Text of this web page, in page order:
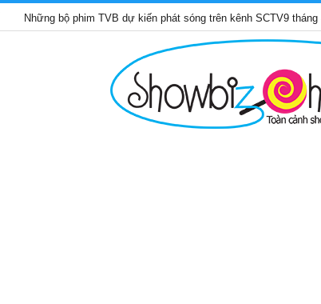
bộ phim TVB dự kiến phát sóng trên kênh SCTV9 tháng 4/2025